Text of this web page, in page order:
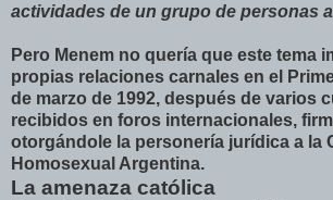
actividades de un grupo de personas
Pero Menem no quería que este tema
propias relaciones carnales en el
de marzo de 1992, después de varios
recibidos en foros internacionales,
otorgándole la personería jurídica a la
Homosexual Argentina.
La amenaza católica